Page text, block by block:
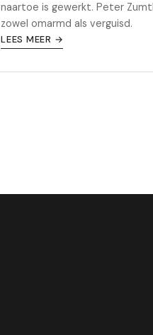
naartoe is gewerkt. Peter
zowel omarmd als verguisd.
LEES MEER →